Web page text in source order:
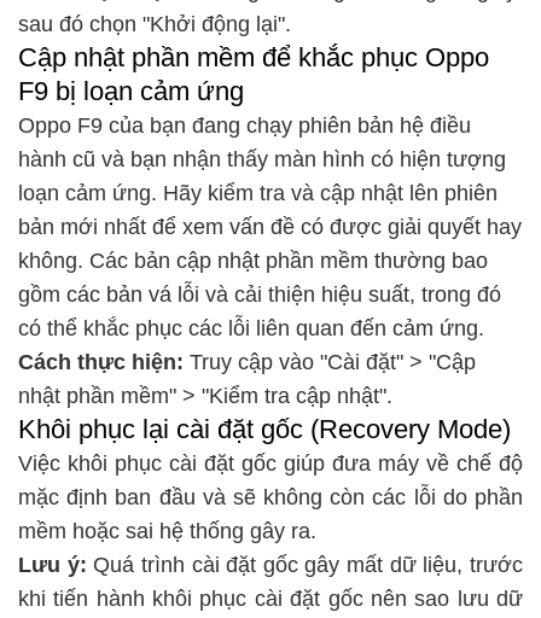
sau đó chọn "Khởi động lại".
Cập nhật phần mềm để khắc phục Oppo
F9 bị loạn cảm ứng
Oppo F9 của bạn đang chạy phiên bản hệ điều
hành cũ và bạn nhận thấy màn hình có hiện tượng
loạn cảm ứng. Hãy kiểm tra và cập nhật lên phiên
bản mới nhất để xem vấn đề có được giải quyết hay
không. Các bản cập nhật phần mềm thường bao
gồm các bản vá lỗi và cải thiện hiệu suất, trong đó
có thể khắc phục các lỗi liên quan đến cảm ứng.
Cách thực hiện: Truy cập vào "Cài đặt" > "Cập
nhật phần mềm" > "Kiểm tra cập nhật".
Khôi phục lại cài đặt gốc (Recovery Mode)
Việc khôi phục cài đặt gốc giúp đưa máy về chế độ
mặc định ban đầu và sẽ không còn các lỗi do phần
mềm hoặc sai hệ thống gây ra.
Lưu ý: Quá trình cài đặt gốc gây mất dữ liệu, trước
khi tiến hành khôi phục cài đặt gốc nên sao lưu dữ